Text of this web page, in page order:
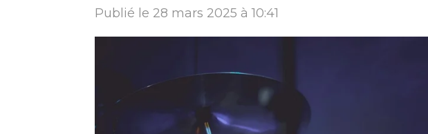
Publié le 28 mars 2025 à 10:41